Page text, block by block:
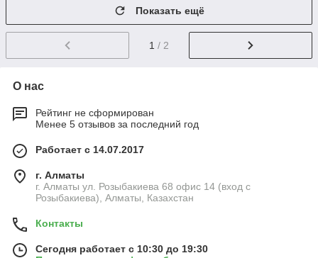
Показать ещё
1 / 2
О нас
Рейтинг не сформирован
Менее 5 отзывов за последний год
Работает с 14.07.2017
г. Алматы
г. Алматы ул. Розыбакиева 68 офис 14 (вход с
Розыбакиева), Алматы, Казахстан
Контакты
Сегодня работает с 10:30 до 19:30